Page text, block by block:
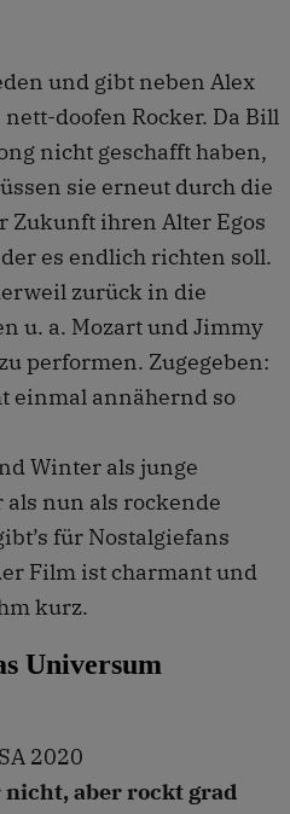
und gibt neben Alex
doofen Rocker. Da Bill
nicht geschafft haben,
sie erneut durch die
Zukunft ihren Alter Egos
es endlich richten soll.
zurück in die
u. a. Mozart und Jimmy
performen. Zugegeben:
einmal annähernd so
Winter als junge
nun als rockende
für Nostalgiefans
Film ist charmant und
kurz.
Universum
2020
aber rockt grad